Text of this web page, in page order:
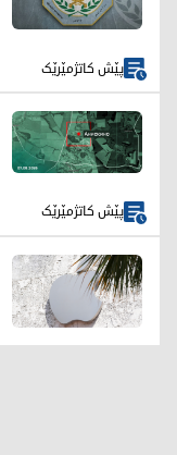
پێش کاتژمێرێک
پێش کاتژمێرێک